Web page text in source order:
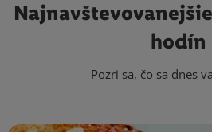
Najnavštevovanejšie
hodín
Pozri sa, čo sa dnes